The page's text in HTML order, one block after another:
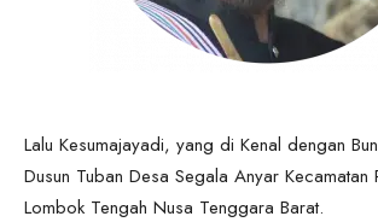
Lalu Kesumajayadi, yang di Kenal dengan
Dusun Tuban Desa Segala Anyar Kecamatan
Lombok Tengah Nusa Tenggara Barat.